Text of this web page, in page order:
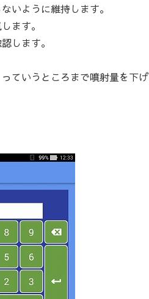
いように維持します。
ます。
します。
ていうところまで噴射量を下げ